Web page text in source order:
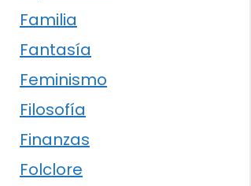
Familia
Fantasía
Feminismo
Filosofía
Finanzas
Folclore